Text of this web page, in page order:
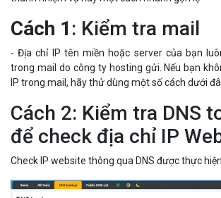
Cách 1 : Kiểm tra mail
- Địa chỉ IP tên miền hoặc server của bạn
trong mail do công ty hosting gửi. Nếu bạn
IP trong mail, hãy thử dùng một số cách dưới
Cách 2: Kiểm tra DNS
để check địa chỉ IP
Check IP website thông qua DNS được thực